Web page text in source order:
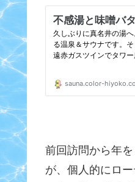
前回訪問から年
が、個人的にロ